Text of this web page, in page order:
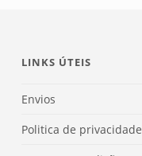
LINKS ÚTEIS
Envios
Politica de privacidade